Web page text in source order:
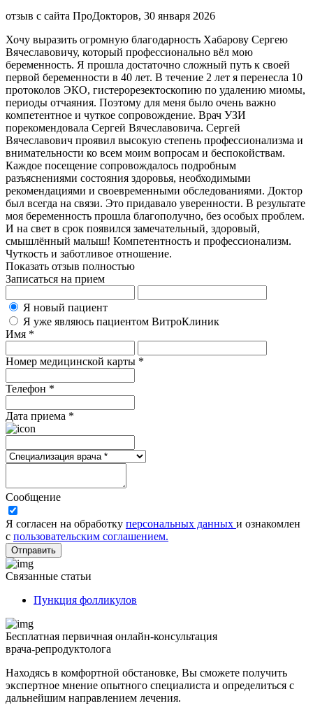
отзыв с сайта ПроДокторов, 30 января 2026
Хочу выразить огромную благодарность Хабарову Сергею
Вячеславовичу, который профессионально вёл мою
беременность. Я прошла достаточно сложный путь к своей
первой беременности в 40 лет. В течение 2 лет я перенесла 10
протоколов ЭКО, гистерорезектоскопию по удалению миомы,
периоды отчаяния. Поэтому для меня было очень важно
компетентное и чуткое сопровождение. Врач УЗИ
порекомендовала Сергей Вячеславовича. Сергей
Вячеславович проявил высокую степень профессионализма и
внимательности ко всем моим вопросам и беспокойствам.
Каждое посещение сопровождалось подробным
разъяснениями состояния здоровья, необходимыми
рекомендациями и своевременными обследованиями. Доктор
был всегда на связи. Это придавало уверенности. В результате
моя беременность прошла благополучно, без особых проблем.
И на свет в срок появился замечательный, здоровый,
смышлённый малыш! Компетентность и профессионализм.
Чуткость и заботливое отношение.
Показать отзыв полностью
Записаться на прием
Я новый пациент
Я уже являюсь пациентом ВитроКлиник
Имя *
Номер медицинской карты *
Телефон *
Дата приема *
Сообщение
Я согласен на обработку персональных данных и ознакомлен
с пользовательским соглашением.
Отправить
Связанные статьи
Пункция фолликулов
Бесплатная первичная онлайн-консультация
врача-репродуктолога
Находясь в комфортной обстановке, Вы сможете получить
экспертное мнение опытного специалиста и определиться с
дальнейшим направлением лечения.